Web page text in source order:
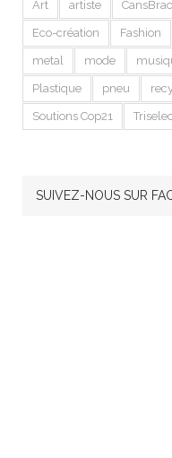
Art artiste
Eco-création Fashion
metal mode
Plastique pneu
Soutions Cop21
SUIVEZ-NOUS SUR